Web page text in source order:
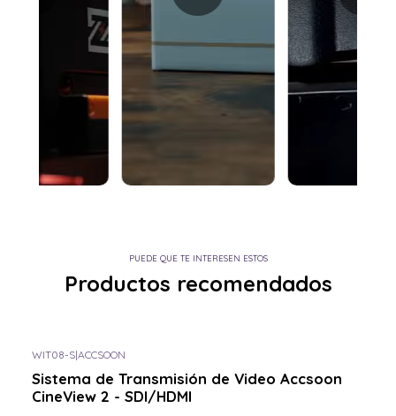
PUEDE QUE TE INTERESEN ESTOS
Productos recomendados
WIT08-S|ACCSOON
Sistema de Transmisión de Video Accsoon
CineView 2 - SDI/HDMI